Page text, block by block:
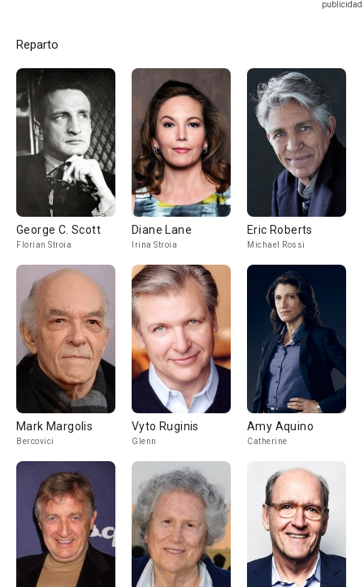
Reparto
George C. Scott
Florian Stroia
Diane Lane
Irina Stroia
Eric Roberts
Michael Rossi
Mark Margolis
Bercovici
Vyto Ruginis
Glenn
Amy Aquino
Catherine